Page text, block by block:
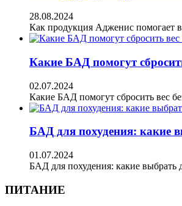
28.08.2024
Как продукция Адженис
Какие БАД помогут
02.07.2024
Какие БАД помогут сбросить вес
БАД для похудения: какие
01.07.2024
БАД для похудения: какие
ПИТАНИЕ